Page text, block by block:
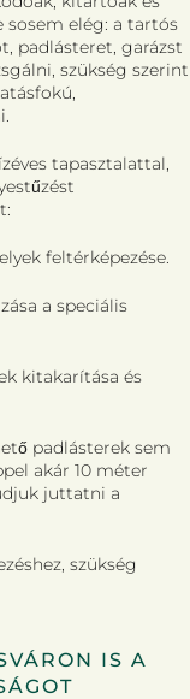
sosem elég: a tartós
padlásteret, garázst
szükség szerint
tapasztalattal,
feltérképezése.
a speciális
kitakarítása és
padlásterek sem
akár 10 méter
juttatni a
szükség
IS A